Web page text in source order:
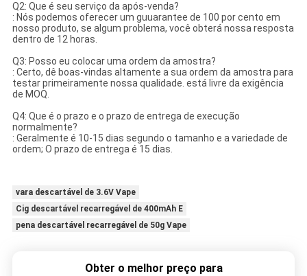
Q2: Que é seu serviço da após-venda?
: Nós podemos oferecer um guuarantee de 100 por cento em
nosso produto, se algum problema, você obterá nossa resposta
dentro de 12 horas.
Q3: Posso eu colocar uma ordem da amostra?
: Certo, dê boas-vindas altamente a sua ordem da amostra para
testar primeiramente nossa qualidade. está livre da exigência
de MOQ.
Q4: Que é o prazo e o prazo de entrega de execução
normalmente?
: Geralmente é 10-15 dias segundo o tamanho e a variedade de
ordem; O prazo de entrega é 15 dias.
vara descartável de 3.6V Vape
Cig descartável recarregável de 400mAh E
pena descartável recarregável de 50g Vape
Obter o melhor preço para